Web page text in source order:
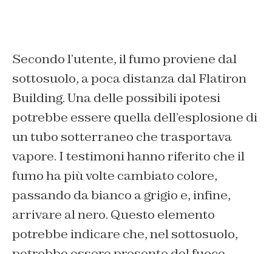
Secondo l’utente, il fumo proviene dal
sottosuolo, a poca distanza dal Flatiron
Building. Una delle possibili ipotesi
potrebbe essere quella dell’esplosione di
un tubo sotterraneo che trasportava
vapore. I testimoni hanno riferito che il
fumo ha più volte cambiato colore,
passando da bianco a grigio e, infine,
arrivare al nero. Questo elemento
potrebbe indicare che, nel sottosuolo,